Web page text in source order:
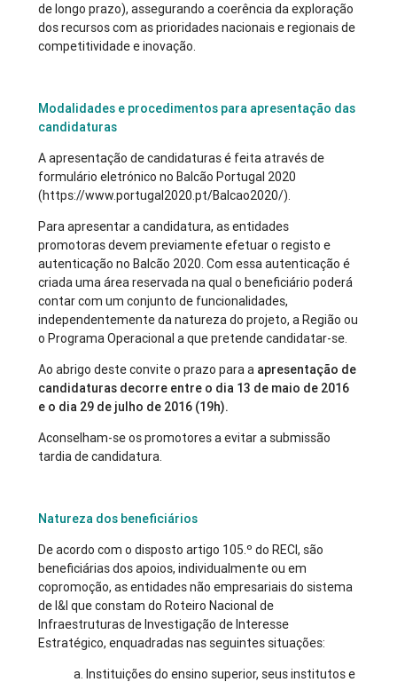
de longo prazo), assegurando a coerência da exploração
dos recursos com as prioridades nacionais e regionais de
competitividade e inovação.
Modalidades e procedimentos para apresentação das
candidaturas
A apresentação de candidaturas é feita através de
formulário eletrónico no Balcão Portugal 2020
(https://www.portugal2020.pt/Balcao2020/).
Para apresentar a candidatura, as entidades
promotoras devem previamente efetuar o registo e
autenticação no Balcão 2020. Com essa autenticação é
criada uma área reservada na qual o beneficiário poderá
contar com um conjunto de funcionalidades,
independentemente da natureza do projeto, a Região ou
o Programa Operacional a que pretende candidatar-se.
Ao abrigo deste convite o prazo para a apresentação de
candidaturas decorre entre o dia 13 de maio de 2016
e o dia 29 de julho de 2016 (19h).
Aconselham-se os promotores a evitar a submissão
tardia de candidatura.
Natureza dos beneficiários
De acordo com o disposto artigo 105.º do RECI, são
beneficiárias dos apoios, individualmente ou em
copromoção, as entidades não empresariais do sistema
de I&I que constam do Roteiro Nacional de
Infraestruturas de Investigação de Interesse
Estratégico, enquadradas nas seguintes situações:
a. Instituições do ensino superior, seus institutos e